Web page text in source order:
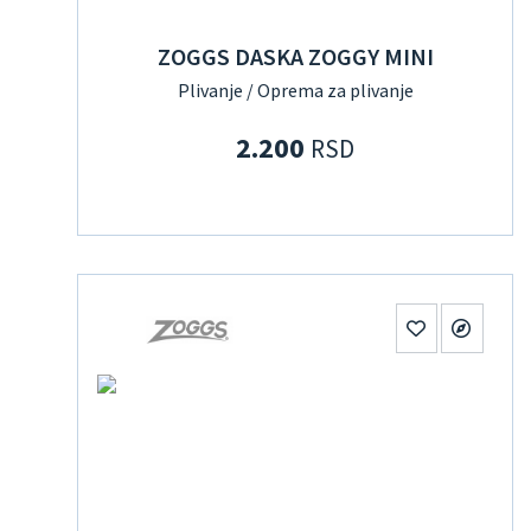
ZOGGS DASKA ZOGGY MINI
Plivanje / Oprema za plivanje
2.200 RSD